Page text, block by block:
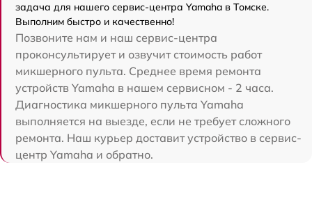
задача для нашего сервис-центра Yamaha в Томске.
Выполним быстро и качественно!
Позвоните нам и наш сервис-центра
проконсультирует и озвучит стоимость работ
микшерного пульта. Среднее время ремонта
устройств Yamaha в нашем сервисном - 2 часа.
Диагностика микшерного пульта Yamaha
выполняется на выезде, если не требует сложного
ремонта. Наш курьер доставит устройство в сервис-
центр Yamaha и обратно.